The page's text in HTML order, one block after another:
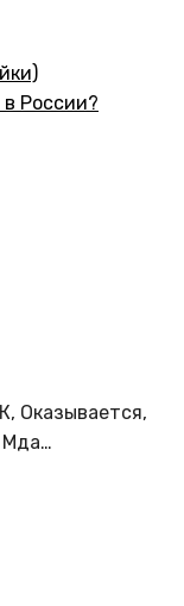
России?
Оказывается,
Мда…